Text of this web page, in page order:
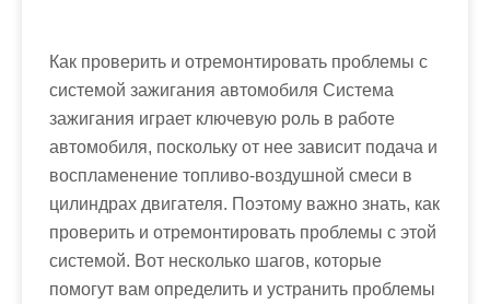
Как проверить и отремонтировать проблемы с
системой зажигания автомобиля Система
зажигания играет ключевую роль в работе
автомобиля, поскольку от нее зависит подача и
воспламенение топливо-воздушной смеси в
цилиндрах двигателя. Поэтому важно знать, как
проверить и отремонтировать проблемы с этой
системой. Вот несколько шагов, которые
помогут вам определить и устранить проблемы